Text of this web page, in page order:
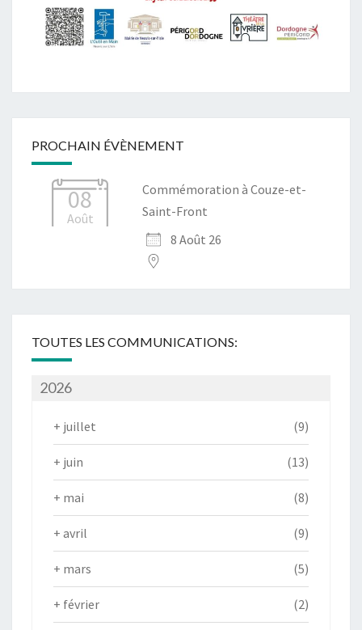
PROCHAIN ÉVÈNEMENT
08
Août
Commémoration à Couze-et-
Saint-Front
8 Août 26
TOUTES LES COMMUNICATIONS:
2026
+ juillet (9)
+ juin (13)
+ mai (8)
+ avril (9)
+ mars (5)
+ février (2)